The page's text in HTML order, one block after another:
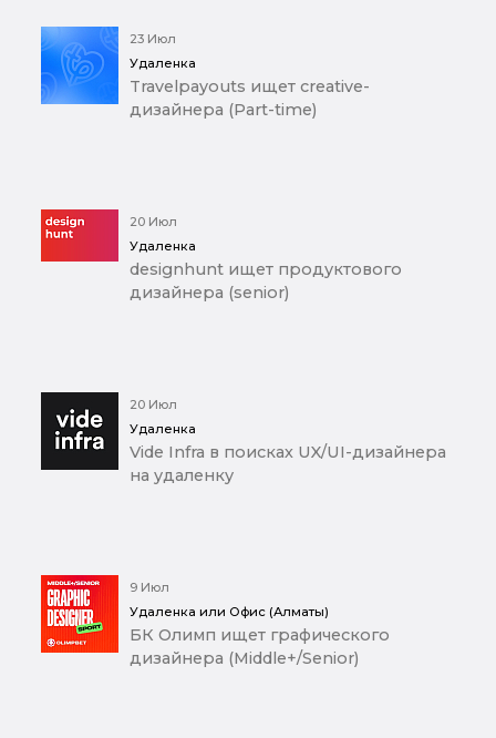
23 Июл
Удаленка
Travelpayouts ищет creative-
дизайнера (Part-time)
20 Июл
Удаленка
designhunt ищет продуктового
дизайнера (senior)
20 Июл
Удаленка
Vide Infra в поисках UX/UI-дизайнера
на удаленку
9 Июл
Удаленка или Офис (Алматы)
БК Олимп ищет графического
дизайнера (Middle+/Senior)